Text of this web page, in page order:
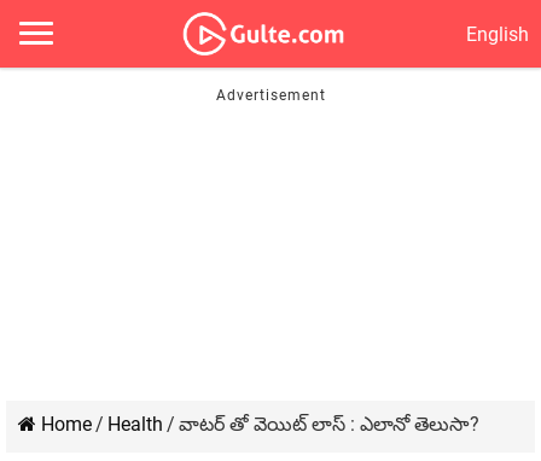
English
Home/ Health / వాటర్ తో వెయిట్ లాస్ : ఎలానో తెలుసా?